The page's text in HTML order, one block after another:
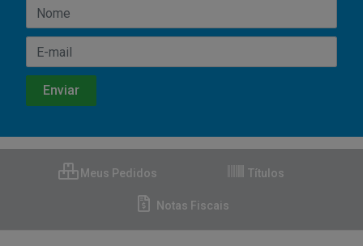
Meus Pedidos Títulos
Notas Fiscais